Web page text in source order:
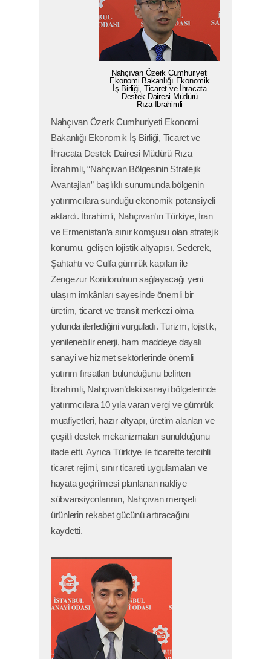
Nahçıvan Özerk Cumhuriyeti
Ekonomi Bakanlığı Ekonomik
İş Birliği, Ticaret ve İhracata
Destek Dairesi Müdürü
Rıza İbrahimli
Nahçıvan Özerk Cumhuriyeti Ekonomi
Bakanlığı Ekonomik İş Birliği, Ticaret ve
İhracata Destek Dairesi Müdürü Rıza
İbrahimli, “Nahçıvan Bölgesinin Stratejik
Avantajları” başlıklı sunumunda bölgenin
yatırımcılara sunduğu ekonomik potansiyeli
aktardı. İbrahimli, Nahçıvan’ın Türkiye, İran
ve Ermenistan’a sınır komşusu olan stratejik
konumu, gelişen lojistik altyapısı, Sederek,
Şahtahtı ve Culfa gümrük kapıları ile
Zengezur Koridoru’nun sağlayacağı yeni
ulaşım imkânları sayesinde önemli bir
üretim, ticaret ve transit merkezi olma
yolunda ilerlediğini vurguladı. Turizm, lojistik,
yenilenebilir enerji, ham maddeye dayalı
sanayi ve hizmet sektörlerinde önemli
yatırım fırsatları bulunduğunu belirten
İbrahimli, Nahçıvan’daki sanayi bölgelerinde
yatırımcılara 10 yıla varan vergi ve gümrük
muafiyetleri, hazır altyapı, üretim alanları ve
çeşitli destek mekanizmaları sunulduğunu
ifade etti. Ayrıca Türkiye ile ticarette tercihli
ticaret rejimi, sınır ticareti uygulamaları ve
hayata geçirilmesi planlanan nakliye
sübvansiyonlarının, Nahçıvan menşeli
ürünlerin rekabet gücünü artıracağını
kaydetti.